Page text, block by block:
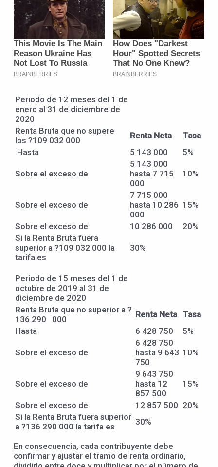
Periodo de 12 meses del 1 de
enero al 31 de diciembre de
2020
Renta Bruta que no supere
los ?109 032 000
Renta Neta
Tasa
Hasta
5 143 000 5%
Sobre el exceso de
5 143 000
hasta 7 715
000
10%
Sobre el exceso de
7 715 000
hasta 10 286
000
15%
Sobre el exceso de 10 286 000
20%
Si la Renta Bruta fuera
superior a ?109 032 000 la
tarifa es
30%
Periodo de 15 meses del 1 de
octubre de 2019 al 31 de
diciembre de 2020
Renta Bruta que no superior a ?
136 290 000
Renta Neta Tasa
Hasta
6 428 750 5%
Sobre el exceso de
6 428 750
hasta 9 643
750
10%
Sobre el exceso de
9 643 750
hasta 12
857 500
15%
Sobre el exceso de 12 857 500 20%
Si la Renta Bruta fuera superior
a ?136 290 000 la tarifa es
30%
En consecuencia, cada contribuyente debe
confirmar y ajustar el tramo de renta ordinario,